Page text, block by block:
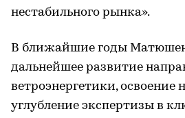
нестабильного рынка».
В ближайшие годы
дальнейшее развитие
ветроэнергетики, освоение
углубление экспертизы в